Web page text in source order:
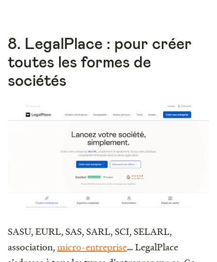
8. LegalPlace : pour créer
toutes les formes de
sociétés
SASU, EURL, SAS, SARL, SCI, SELARL,
association,micro-entreprise… LegalPlace